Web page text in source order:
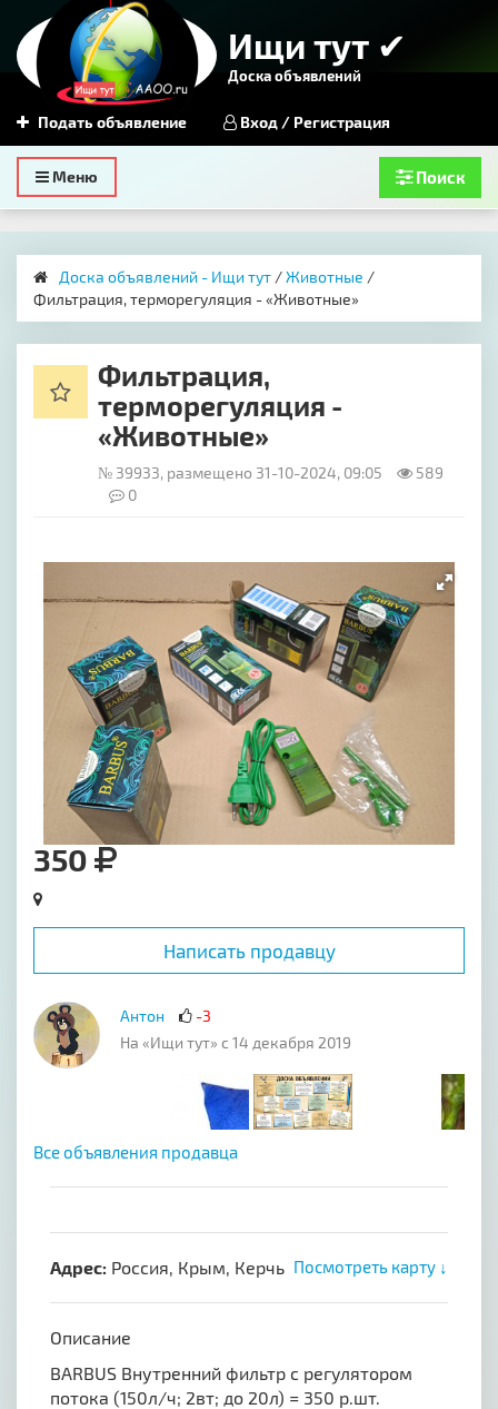
Ищи тут ✔
Доска объявлений
Подать объявление Вход / Регистрация
Toggle
navigation
Меню Поиск
Доска объявлений - Ищи тут /Животные /
Фильтрация, терморегуляция - «Животные»
Фильтрация,
терморегуляция -
«Животные»
№ 39933, размещено 31-10-2024, 09:05
589
0
350
Написать продавцу
Антон
-3
На «Ищи тут» с 14 декабря 2019
Все объявления продавца
Адрес: Россия, Крым, Керчь Посмотреть карту ↓
Описание
BARBUS Внутренний фильтр с регулятором
потока (150л/ч; 2вт; до 20л) = 350 р.шт.